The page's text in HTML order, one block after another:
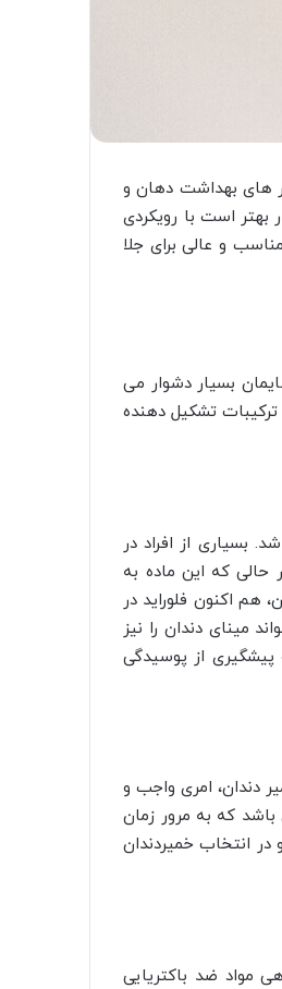
های بهداشت دهان و
بهتر است با رویکردی
و عالی برای جلا
بسیار دشوار می
ترکیبات تشکیل دهنده
بسیاری از افراد در
حالی که این ماده به
اکنون فلوراید در
مینای دندان را نیز
پیشگیری از پوسیدگی
دندان، امری واجب و
که به مرور زمان
انتخاب خمیردندان
مواد ضد باکتریایی